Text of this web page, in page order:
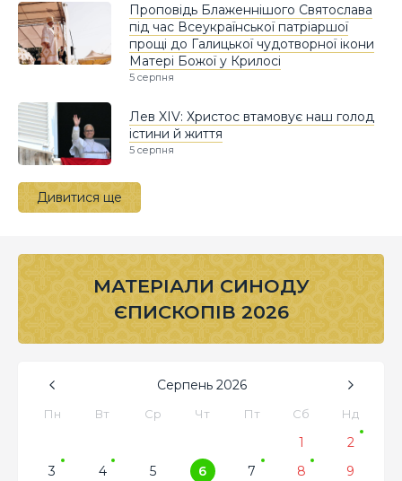
Проповідь Блаженнішого Святослава
під час Всеукраїнської патріаршої
прощі до Галицької чудотворної ікони
Матері Божої у Крилосі
5 серпня
Лев XIV: Христос втамовує наш голод
істини й життя
5 серпня
Дивитися ще
МАТЕРІАЛИ СИНОДУ
ЄПИСКОПІВ 2026
Серпень 2026
Пн Вт Ср Чт Пт Сб Нд
1
2
3
4 5 6 7 8
9